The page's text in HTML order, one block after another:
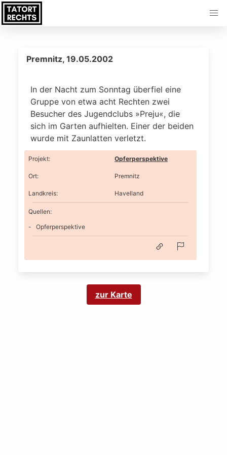
Premnitz, 19.05.2002
In der Nacht zum Sonntag überfiel eine
Gruppe von etwa acht Rechten zwei
Besucher des Jugendclubs »Preju«, die
sich im Garten aufhielten. Einer der beiden
wurde mit Zaunlatten verletzt.
Projekt: Opferperspektive
Ort: Premnitz
Landkreis: Havelland
Quellen:
Opferperspektive
zur Karte